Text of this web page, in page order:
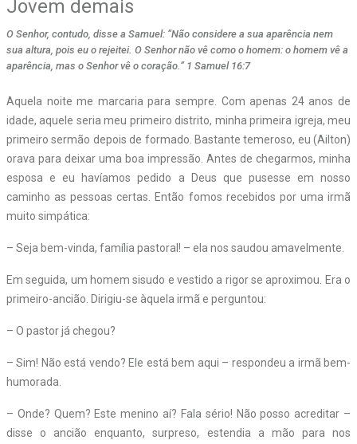
Jovem demais
O Senhor, contudo, disse a Samuel: “Não considere a sua aparência nem
sua altura, pois eu o rejeitei. O Senhor não vê como o homem: o homem vê a
aparência, mas o Senhor vê o coração.” 1 Samuel 16:7
Aquela noite me marcaria para sempre. Com apenas 24 anos de
idade, aquele seria meu primeiro distrito, minha primeira igreja, meu
primeiro sermão depois de formado. Bastante temeroso, eu (Ailton)
orava para deixar uma boa impressão. Antes de chegarmos, minha
esposa e eu havíamos pedido a Deus que pusesse em nosso
caminho as pessoas certas. Então fomos recebidos por uma irmã
muito simpática:
– Seja bem-vinda, família pastoral! – ela nos saudou amavelmente.
Em seguida, um homem sisudo e vestido a rigor se aproximou. Era o
primeiro-ancião. Dirigiu-se àquela irmã e perguntou:
– O pastor já chegou?
– Sim! Não está vendo? Ele está bem aqui – respondeu a irmã bem-
humorada.
– Onde? Quem? Este menino aí? Fala sério! Não posso acreditar –
disse o ancião enquanto, surpreso, estendia a mão para nos